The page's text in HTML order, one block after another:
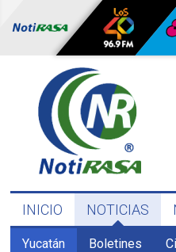
INICIO NOTICIAS
Yucatán Boletines